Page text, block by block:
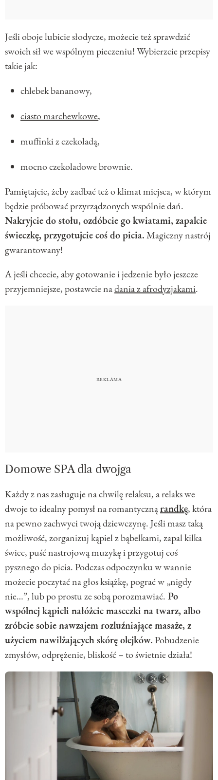
Jeśli oboje lubicie słodycze, możecie też sprawdzić
swoich sił we wspólnym pieczeniu! Wybierzcie przepisy
takie jak:
chlebek bananowy,
ciasto marchewkowe,
muffinki z czekoladą,
mocno czekoladowe brownie.
Pamiętajcie, żeby zadbać też o klimat miejsca, w którym
będzie próbować przyrządzonych wspólnie dań.
Nakryjcie do stołu, ozdóbcie go kwiatami, zapalcie
świeczkę, przygotujcie coś do picia.Magiczny nastrój
gwarantowany!
A jeśli chcecie, aby gotowanie i jedzenie było jeszcze
przyjemniejsze, postawcie nadania z afrodyzjakami.
Domowe SPA dla dwojga
Każdy z nas zasługuje na chwilę relaksu, a relaks we
dwoje to idealny pomysł na romantycznąrandkę, która
na pewno zachwyci twoją dziewczynę. Jeśli masz taką
możliwość, zorganizuj kąpiel z bąbelkami, zapal kilka
świec, puść nastrojową muzykę i przygotuj coś
pysznego do picia. Podczas odpoczynku w wannie
możecie poczytać na głos książkę, pograć w „nigdy
nie…”, lub po prostu ze sobą porozmawiać. Po
wspólnej kąpieli nałóżcie maseczki na twarz, albo
zróbcie sobie nawzajem rozluźniające masaże, z
użyciem nawilżających skórę olejków.Pobudzenie
zmysłów, odprężenie, bliskość – to świetnie działa!